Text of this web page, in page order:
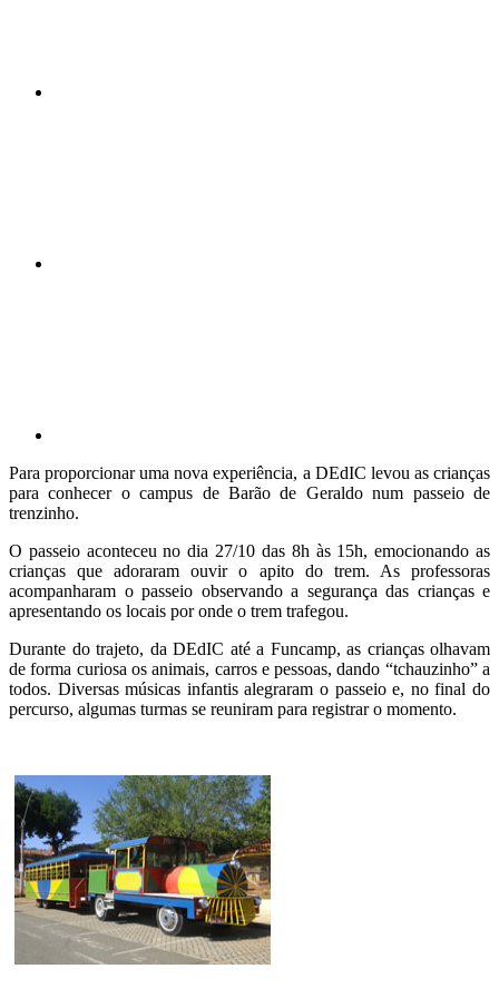
Para proporcionar uma nova experiência, a DEdIC levou as crianças
para conhecer o campus de Barão de Geraldo num passeio de
trenzinho.
O passeio aconteceu no dia 27/10 das 8h às 15h, emocionando as
crianças que adoraram ouvir o apito do trem. As professoras
acompanharam o passeio observando a segurança das crianças e
apresentando os locais por onde o trem trafegou.
Durante do trajeto, da DEdIC até a Funcamp, as crianças olhavam
de forma curiosa os animais, carros e pessoas, dando “tchauzinho” a
todos. Diversas músicas infantis alegraram o passeio e, no final do
percurso, algumas turmas se reuniram para registrar o momento.